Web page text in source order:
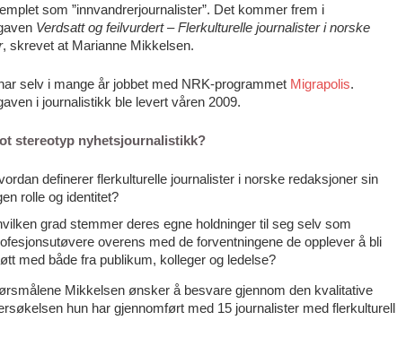
som ”innvandrerjournalister”. Det kommer frem i
Verdsatt og feilvurdert – Flerkulturelle journalister i norske
, skrevet at Marianne Mikkelsen.
selv i mange år jobbet med NRK-programmet Migrapolis.
i journalistikk ble levert våren 2009.
stereotyp nyhetsjournalistikk?
definerer flerkulturelle journalister i norske redaksjoner sin
rolle og identitet?
grad stemmer deres egne holdninger til seg selv som
overens med de forventningene de opplever å bli
med både fra publikum, kolleger og ledelse?
Mikkelsen ønsker å besvare gjennom den kvalitative
hun har gjennomført med 15 journalister med flerkulturell